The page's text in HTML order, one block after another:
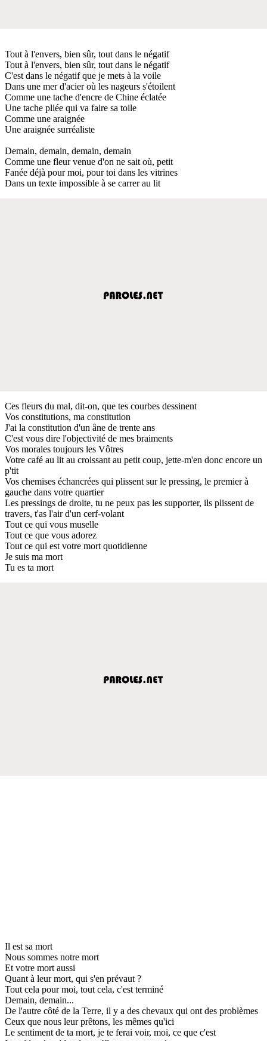
Tout à l'envers, bien sûr, tout dans le négatif
Tout à l'envers, bien sûr, tout dans le négatif
C'est dans le négatif que je mets à la voile
Dans une mer d'acier où les nageurs s'étoilent
Comme une tache d'encre de Chine éclatée
Une tache pliée qui va faire sa toile
Comme une araignée
Une araignée surréaliste
Demain, demain, demain, demain
Comme une fleur venue d'on ne sait où, petit
Fanée déjà pour moi, pour toi dans les vitrines
Dans un texte impossible à se carrer au lit
Ces fleurs du mal, dit-on, que tes courbes dessinent
Vos constitutions, ma constitution
J'ai la constitution d'un âne de trente ans
C'est vous dire l'objectivité de mes braiments
Vos morales toujours les Vôtres
Votre café au lit au croissant au petit coup, jette-m'en donc encore un
p'tit
Vos chemises échancrées qui plissent sur le pressing, le premier à
gauche dans votre quartier
Les pressings de droite, tu ne peux pas les supporter, ils plissent de
travers, t'as l'air d'un cerf-volant
Tout ce qui vous muselle
Tout ce que vous adorez
Tout ce qui est votre mort quotidienne
Je suis ma mort
Tu es ta mort
Il est sa mort
Nous sommes notre mort
Et votre mort aussi
Quant à leur mort, qui s'en prévaut ?
Tout cela pour moi, tout cela, c'est terminé
Demain, demain...
De l'autre côté de la Terre, il y a des chevaux qui ont des problèmes
Ceux que nous leur prêtons, les mêmes qu'ici
Le sentiment de ta mort, je te ferai voir, moi, ce que c'est